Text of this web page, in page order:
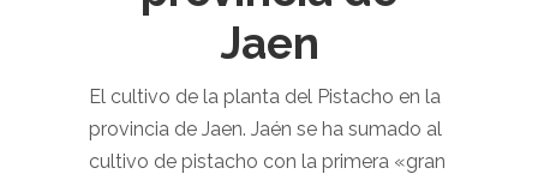
Jaen
El cultivo de la planta del Pistacho en la
provincia de Jaen. Jaén se ha sumado al
cultivo de pistacho con la primera «gran